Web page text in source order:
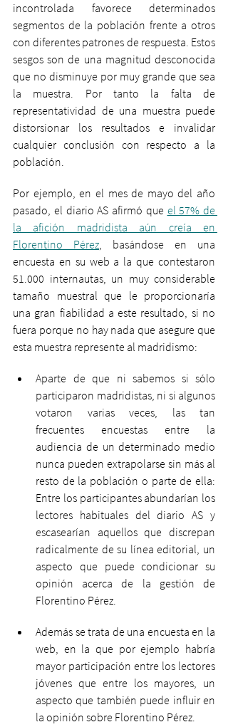
incontrolada favorece determinados
segmentos de la población frente a otros
con diferentes patrones de respuesta. Estos
sesgos son de una magnitud desconocida
que no disminuye por muy grande que sea
la muestra. Por tanto la falta de
representatividad de una muestra puede
distorsionar los resultados e invalidar
cualquier conclusión con respecto a la
población.
Por ejemplo, en el mes de mayo del año
pasado, el diario AS afirmó que el 57% de
la afición madridista aún creía en
Florentino Pérez, basándose en una
encuesta en su web a la que contestaron
51.000 internautas, un muy considerable
tamaño muestral que le proporcionaría
una gran fiabilidad a este resultado, si no
fuera porque no hay nada que asegure que
esta muestra represente al madridismo:
Aparte de que ni sabemos si sólo
participaron madridistas, ni si algunos
votaron varias veces, las tan
frecuentes encuestas entre la
audiencia de un determinado medio
nunca pueden extrapolarse sin más al
resto de la población o parte de ella:
Entre los participantes abundarían los
lectores habituales del diario AS y
escasearían aquellos que discrepan
radicalmente de su línea editorial, un
aspecto que puede condicionar su
opinión acerca de la gestión de
Florentino Pérez.
Además se trata de una encuesta en la
web, en la que por ejemplo habría
mayor participación entre los lectores
jóvenes que entre los mayores, un
aspecto que también puede influir en
la opinión sobre Florentino Pérez.